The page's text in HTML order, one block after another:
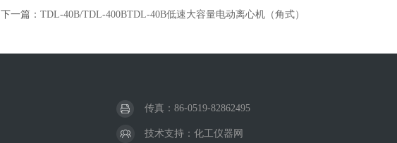
下一篇： TDL-40B/TDL-400BTDL-40B低速大容量电动离心机（角式）
传真：86-0519-82862495
技术支持： 化工仪器网